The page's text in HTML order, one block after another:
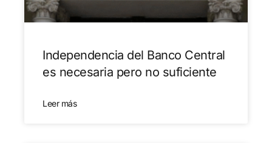
Independencia del Banco Central
es necesaria pero no suficiente
Leer más